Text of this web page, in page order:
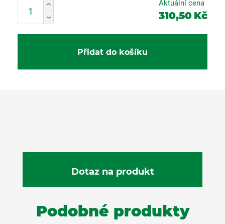
Aktuální cena
310,50 Kč
Přidat do košíku
Podobné produkty